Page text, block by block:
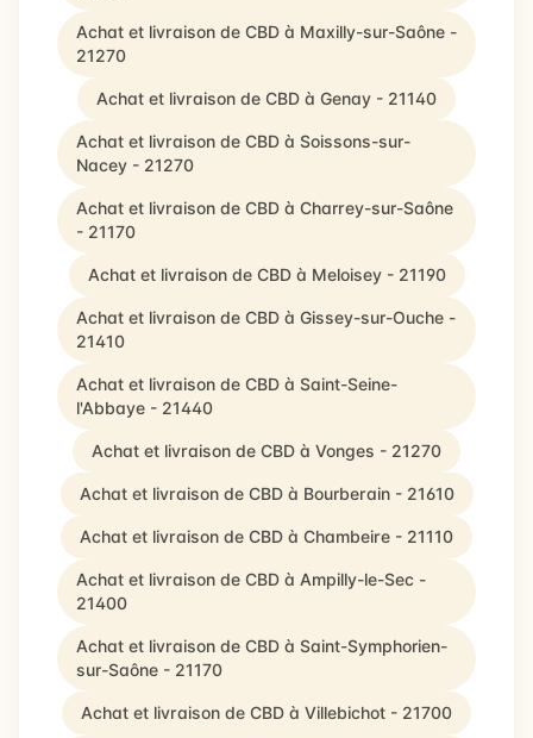
Achat et livraison de CBD à Maxilly-sur-Saône -
21270
Achat et livraison de CBD à Genay - 21140
Achat et livraison de CBD à Soissons-sur-
Nacey - 21270
Achat et livraison de CBD à Charrey-sur-Saône
- 21170
Achat et livraison de CBD à Meloisey - 21190
Achat et livraison de CBD à Gissey-sur-Ouche -
21410
Achat et livraison de CBD à Saint-Seine-
l'Abbaye - 21440
Achat et livraison de CBD à Vonges - 21270
Achat et livraison de CBD à Bourberain - 21610
Achat et livraison de CBD à Chambeire - 21110
Achat et livraison de CBD à Ampilly-le-Sec -
21400
Achat et livraison de CBD à Saint-Symphorien-
sur-Saône - 21170
Achat et livraison de CBD à Villebichot - 21700